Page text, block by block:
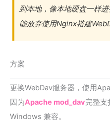
到本地，像本地硬盘一样
能放弃使用Nginx搭建
方案
更换WebDav服务器，使用
因为Apache mod_dav完整支
Windows 兼容。